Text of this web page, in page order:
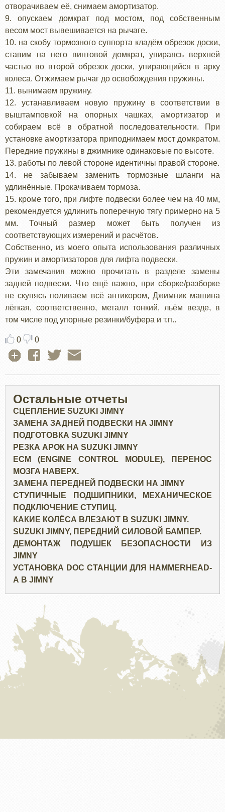
отворачиваем её, снимаем амортизатор.
9. опускаем домкрат под мостом, под собственным
весом мост вывешивается на рычаге.
10. на скобу тормозного суппорта кладём обрезок доски,
ставим на него винтовой домкрат, упираясь верхней
частью во второй обрезок доски, упирающийся в арку
колеса. Отжимаем рычаг до освобождения пружины.
11. вынимаем пружину.
12. устанавливаем новую пружину в соответствии в
выштамповкой на опорных чашках, амортизатор и
собираем всё в обратной последовательности. При
установке амортизатора приподнимаем мост домкратом.
Передние пружины в джимнике одинаковые по высоте.
13. работы по левой стороне идентичны правой стороне.
14. не забываем заменить тормозные шланги на
удлинённые. Прокачиваем тормоза.
15. кроме того, при лифте подвески более чем на 40 мм,
рекомендуется удлинить поперечную тягу примерно на 5
мм. Точный размер может быть получен из
соответствующих измерений и расчётов.
Собственно, из моего опыта использования различных
пружин и амортизаторов для лифта подвески.
Эти замечания можно прочитать в разделе замены
задней подвески. Что ещё важно, при сборке/разборке
не скупясь поливаем всё антикором, Джимник машина
лёгкая, соответственно, металл тонкий, льём везде, в
том числе под упорные резинки/буфера и т.п..
0 0
Остальные отчеты
СЦЕПЛЕНИЕ SUZUKI JIMNY
ЗАМЕНА ЗАДНЕЙ ПОДВЕСКИ НА JIMNY
ПОДГОТОВКА SUZUKI JIMNY
РЕЗКА АРОК НА SUZUKI JIMNY
ECM (ENGINE CONTROL MODULE), ПЕРЕНОС
МОЗГА НАВЕРХ.
ЗАМЕНА ПЕРЕДНЕЙ ПОДВЕСКИ НА JIMNY
СТУПИЧНЫЕ ПОДШИПНИКИ, МЕХАНИЧЕСКОЕ
ПОДКЛЮЧЕНИЕ СТУПИЦ.
КАКИЕ КОЛЁСА ВЛЕЗАЮТ В SUZUKI JIMNY.
SUZUKI JIMNY, ПЕРЕДНИЙ СИЛОВОЙ БАМПЕР.
ДЕМОНТАЖ ПОДУШЕК БЕЗОПАСНОСТИ ИЗ
JIMNY
УСТАНОВКА DOC СТАНЦИИ ДЛЯ HAMMERHEAD-
А В JIMNY